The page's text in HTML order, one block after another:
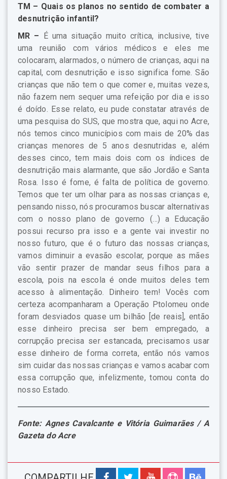
TM – Quais os planos no sentido de combater a
desnutrição infantil?
MR – É uma situação muito crítica, inclusive, tive
uma reunião com vários médicos e eles me
colocaram, alarmados, o número de crianças, aqui na
capital, com desnutrição e isso significa fome. São
crianças que não tem o que comer e, muitas vezes,
não fazem nem sequer uma refeição por dia e isso
é doído. Esse relato, eu pude constatar através de
uma pesquisa do SUS, que mostra que, aqui no Acre,
nós temos cinco municípios com mais de 20% das
crianças menores de 5 anos desnutridas e, além
desses cinco, tem mais dois com os índices de
desnutrição mais alarmante, que são Jordão e Santa
Rosa. Isso é fome, é falta de política de governo.
Temos que ter um olhar para as nossas crianças e,
pensando nisso, nós procuramos buscar alternativas
com o nosso plano de governo (…) a Educação
possui recurso pra isso e a gente vai investir no
nosso futuro, que é o futuro das nossas crianças,
vamos diminuir a evasão escolar, porque as mães
vão sentir prazer de mandar seus filhos para a
escola, pois na escola é onde muitos deles tem
acesso à alimentação. Dinheiro tem! Vocês com
certeza acompanharam a Operação Ptolomeu onde
foram desviados quase um bilhão [de reais], então
esse dinheiro precisa ser bem empregado, a
corrupção precisa ser estancada, precisamos usar
esse dinheiro de forma correta, então nós vamos
sim cuidar das nossas crianças e vamos acabar com
essa corrupção que, infelizmente, tomou conta do
nosso Estado.
Fonte: Agnes Cavalcante e Vitória Guimarães / A
Gazeta do Acre